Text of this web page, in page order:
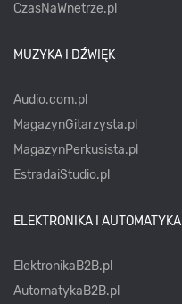
CzasNaWnetrze.pl
MUZYKA I DŹWIĘK
Audio.com.pl
MagazynGitarzysta.pl
MagazynPerkusista.pl
EstradaiStudio.pl
ELEKTRONIKA I AUTOMATYKA
ElektronikaB2B.pl
AutomatykaB2B.pl